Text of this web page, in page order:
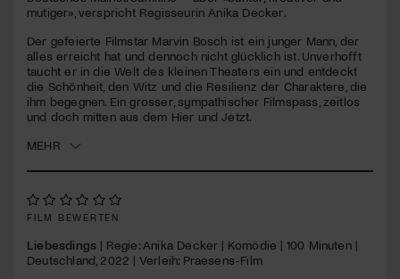
seconds
mutiger», verspricht Regisseurin Anika Decker.
Der gefeierte Filmstar Marvin Bosch ist ein junger Mann, der
alles erreicht hat und dennoch nicht glücklich ist. Unverhofft
taucht er in die Welt des kleinen Theaters ein und entdeckt
die Schönheit, den Witz und die Resilienz der Charaktere, die
ihm begegnen. Ein grosser, sympathischer Filmspass, zeitlos
und doch mitten aus dem Hier und Jetzt.
MEHR
FILM BEWERTEN
Liebesdings | Regie: Anika Decker | Komödie | 100 Minuten |
Deutschland, 2022 | Verleih: Praesens-Film
Jetzt Mitglied werden